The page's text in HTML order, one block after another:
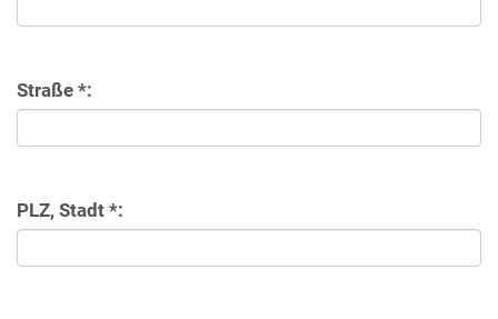
Straße *:
PLZ, Stadt *: